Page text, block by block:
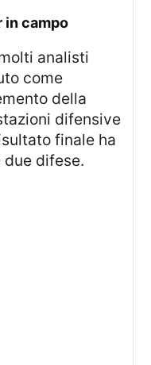
in campo
come
della
difensive
finale ha
difese.